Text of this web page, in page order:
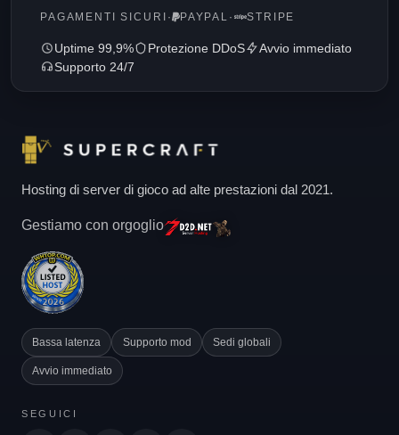
PAGAMENTI SICURI · PAYPAL · STRIPE
Uptime 99,9% Protezione DDoS
Avvio immediato
Supporto 24/7
Hosting di server di gioco ad alte prestazioni dal 2021.
Gestiamo con orgoglio
Bassa latenza Supporto mod Sedi globali
Avvio immediato
SEGUICI